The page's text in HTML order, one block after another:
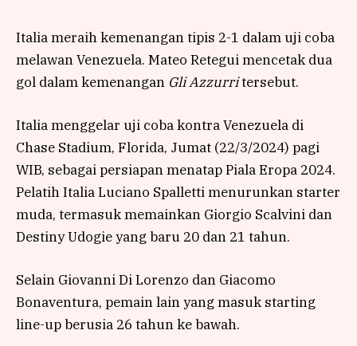
Italia meraih kemenangan tipis 2-1 dalam uji coba
melawan Venezuela. Mateo Retegui mencetak dua
gol dalam kemenangan Gli Azzurritersebut.
Italia menggelar uji coba kontra Venezuela di
Chase Stadium, Florida, Jumat (22/3/2024) pagi
WIB, sebagai persiapan menatap Piala Eropa 2024.
Pelatih Italia Luciano Spalletti menurunkan starter
muda, termasuk memainkan Giorgio Scalvini dan
Destiny Udogie yang baru 20 dan 21 tahun.
Selain Giovanni Di Lorenzo dan Giacomo
Bonaventura, pemain lain yang masuk starting
line-up berusia 26 tahun ke bawah.